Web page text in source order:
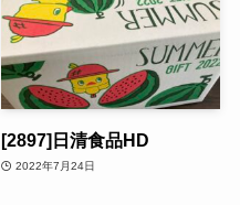
[2897]日清食品HD
2022年7月24日